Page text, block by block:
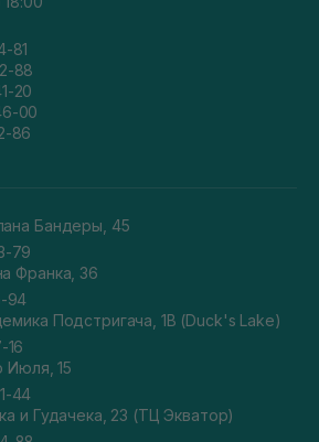
81
88
20
00
86
Бандеры, 45
79
Франка, 36
94
Подстригача, 1В (Duck's Lake)
16
Июля, 15
44
и Гудачека, 23 (ТЦ Экватор)